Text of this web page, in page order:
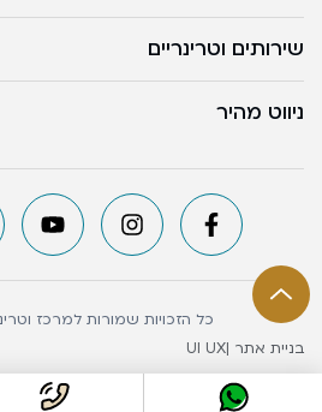
שירותים וטרינריים
ניווט מהיר
כל הזכויות שמורות למרכז וטרינרי
בניית אתר |UI UX